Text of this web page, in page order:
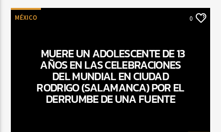
MÉXICO 0
MUERE UN ADOLESCENTE DE 13
AÑOS EN LAS CELEBRACIONES
DEL MUNDIAL EN CIUDAD
RODRIGO (SALAMANCA) POR EL
DERRUMBE DE UNA FUENTE